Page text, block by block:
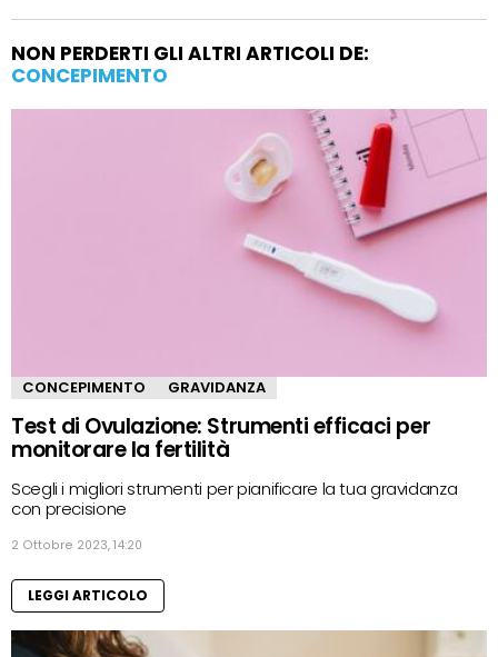
NON PERDERTI GLI ALTRI ARTICOLI DE:
CONCEPIMENTO
CONCEPIMENTO GRAVIDANZA
Test di Ovulazione: Strumenti efficaci per
monitorare la fertilità
Scegli i migliori strumenti per pianificare la tua gravidanza
con precisione
2 Ottobre 2023, 14:20
LEGGI ARTICOLO